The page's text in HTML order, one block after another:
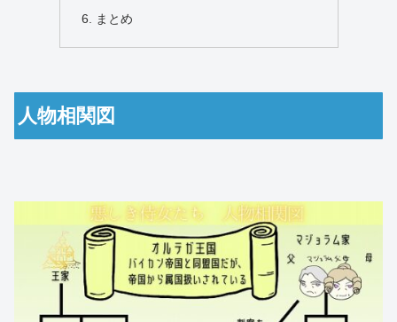
まとめ
人物相関図